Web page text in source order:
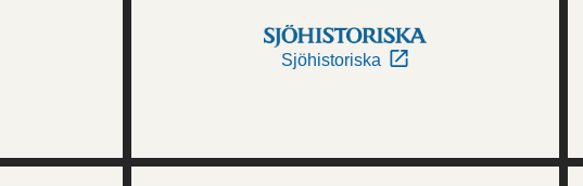
Sjöhistoriska